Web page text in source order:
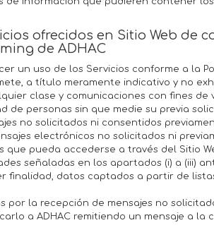
ofrecidos en Sitio Web de
de ADHAC
un uso de los Servicios conforme a la
a título meramente indicativo y no
clase y comunicaciones con fines
de personas sin que medie su previa
no solicitados ni consentidos
electrónicos no solicitados ni
que pueda accederse a través del Sitio
señaladas en los apartados (i) a (iii)
finalidad, datos captados a partir de
por la recepción de mensajes no
a ADHAC remitiendo un mensaje a la